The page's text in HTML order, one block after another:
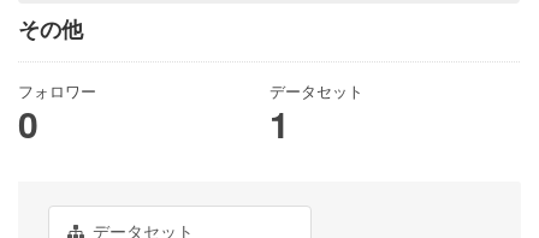
その他
フォロワー
0
データセット
1
データセット